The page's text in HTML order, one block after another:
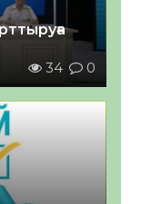
34 0